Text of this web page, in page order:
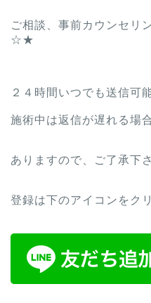
ご相談、事前カウンセリ
☆★
２４時間いつでも送信可
施術中は返信が遅れる場
ありますので、ご了承下
登録は下のアイコンをク